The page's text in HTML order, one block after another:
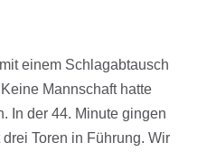
einem Schlagabtausch
Mannschaft hatte
In der 44. Minute gingen
Toren in Führung. Wir